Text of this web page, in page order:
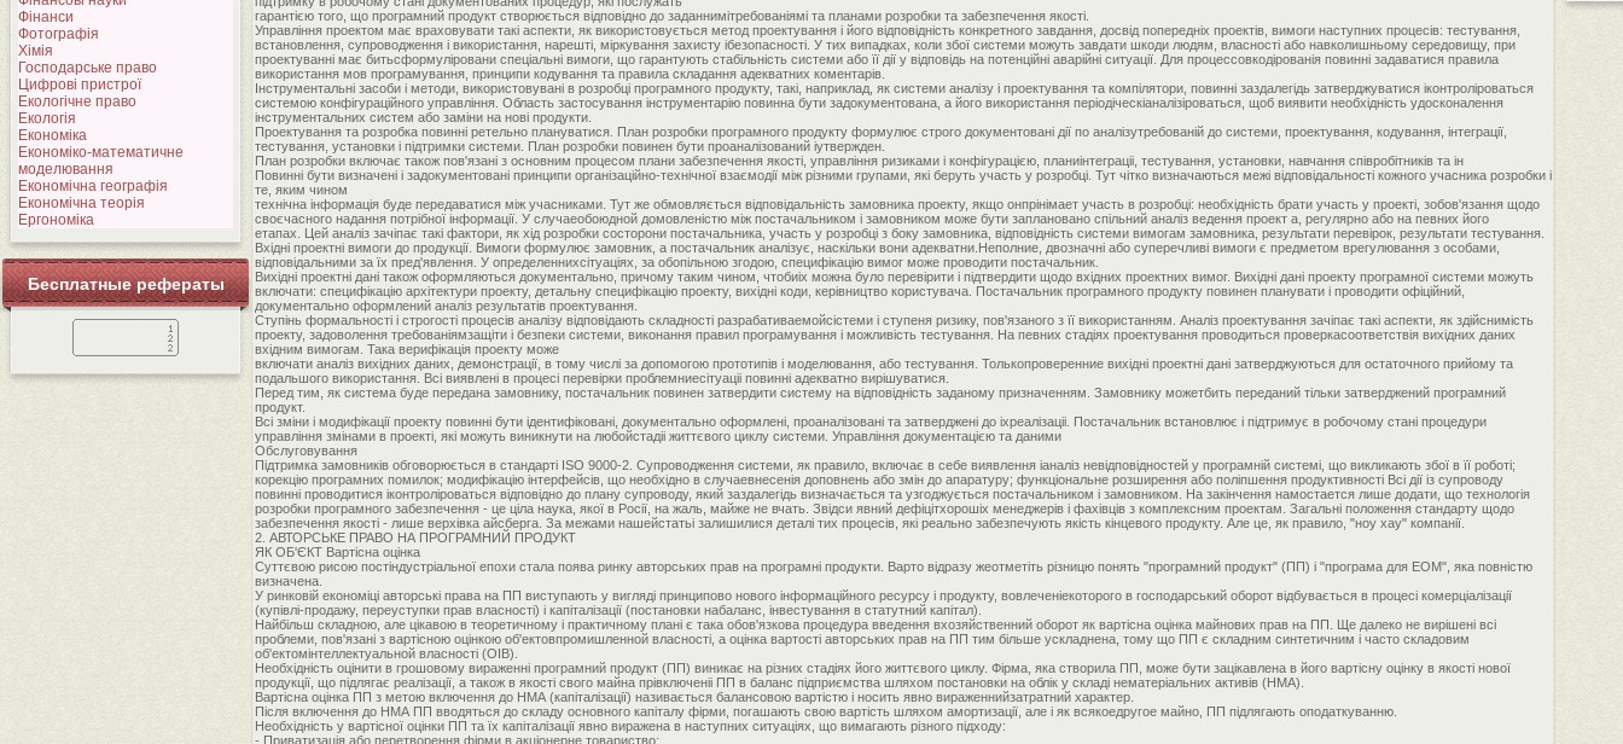
Фінанси
Фотографія
Хімія
Господарське право
Цифрові пристрої
Екологічне право
Екологія
Економіка
Економіко-математичне
моделювання
Економічна географія
Економічна теорія
Ергономіка
Бесплатные рефераты
гарантією того, що програмний продукт створюється відповідно до заданнимітребованіямі та планами розробки та забезпечення якості.
Управління проектом має враховувати такі аспекти, як використовується метод проектування і його відповідність конкретного завдання, досвід попередніх проектів, вимоги наступних процесів: тестування,
встановлення, супроводження і використання, нарешті, міркування захисту ібезопасності. У тих випадках, коли збої системи можуть завдати шкоди людям, власності або навколишньому середовищу, при
проектуванні має битьсформуліровани спеціальні вимоги, що гарантують стабільність системи або її дії у відповідь на потенційні аварійні ситуації. Для процессовкодірованія повинні задаватися правила
використання мов програмування, принципи кодування та правила складання адекватних коментарів.
Інструментальні засоби і методи, використовувані в розробці програмного продукту, такі, наприклад, як системи аналізу і проектування та компілятори, повинні заздалегідь затверджуватися іконтроліроваться
системою конфігураційного управління. Область застосування інструментарію повинна бути задокументована, а його використання періодіческіаналізіроваться, щоб виявити необхідність удосконалення
інструментальних систем або заміни на нові продукти.
Проектування та розробка повинні ретельно плануватися. План розробки програмного продукту формулює строго документовані дії по аналізутребованій до системи, проектування, кодування, інтеграції,
тестування, установки і підтримки системи. План розробки повинен бути проаналізований іутвержден.
План розробки включає також пов'язані з основним процесом плани забезпечення якості, управління ризиками і конфігурацією, планиінтеграціі, тестування, установки, навчання співробітників та ін
Повинні бути визначені і задокументовані принципи організаційно-технічної взаємодії між різними групами, які беруть участь у розробці. Тут чітко визначаються межі відповідальності кожного учасника розробки і
те, яким чином
технічна інформація буде передаватися між учасниками. Тут же обмовляється відповідальність замовника проекту, якщо онпрінімает участь в розробці: необхідність брати участь у проекті, зобов'язання щодо
своєчасного надання потрібної інформації. У случаеобоюдной домовленістю між постачальником і замовником може бути заплановано спільний аналіз ведення проект а, регулярно або на певних його
етапах. Цей аналіз зачіпає такі фактори, як хід розробки состорони постачальника, участь у розробці з боку замовника, відповідність системи вимогам замовника, результати перевірок, результати тестування.
Вхідні проектні вимоги до продукції. Вимоги формулює замовник, а постачальник аналізує, наскільки вони адекватни.Неполние, двозначні або суперечливі вимоги є предметом врегулювання з особами,
відповідальними за їх пред'явлення. У определеннихсітуаціях, за обопільною згодою, специфікацію вимог може проводити постачальник.
Вихідні проектні дані також оформляються документально, причому таким чином, чтобиіх можна було перевірити і підтвердити щодо вхідних проектних вимог. Вихідні дані проекту програмної системи можуть
включати: специфікацію архітектури проекту, детальну специфікацію проекту, вихідні коди, керівництво користувача. Постачальник програмного продукту повинен планувати і проводити офіційний,
документально оформлений аналіз результатів проектування.
Ступінь формальності і строгості процесів аналізу відповідають складності разрабативаемойсістеми і ступеня ризику, пов'язаного з її використанням. Аналіз проектування зачіпає такі аспекти, як здійснимість
проекту, задоволення требованіямзащіти і безпеки системи, виконання правил програмування і можливість тестування. На певних стадіях проектування проводиться проверкасоответствія вихідних даних
вхідним вимогам. Така верифікація проекту може
включати аналіз вихідних даних, демонстрації, в тому числі за допомогою прототипів і моделювання, або тестування. Толькопроверенние вихідні проектні дані затверджуються для остаточного прийому та
подальшого використання. Всі виявлені в процесі перевірки проблемниесітуаціі повинні адекватно вирішуватися.
Перед тим, як система буде передана замовнику, постачальник повинен затвердити систему на відповідність заданому призначенням. Замовнику можетбить переданий тільки затверджений програмний
продукт.
Всі зміни і модифікації проекту повинні бути ідентифіковані, документально оформлені, проаналізовані та затверджені до іхреалізаціі. Постачальник встановлює і підтримує в робочому стані процедури
управління змінами в проекті, які можуть виникнути на любойстадіі життєвого циклу системи. Управління документацією та даними
Обслуговування
Підтримка замовників обговорюється в стандарті ISO 9000-2. Супроводження системи, як правило, включає в себе виявлення іаналіз невідповідностей у програмній системі, що викликають збої в її роботі;
корекцію програмних помилок; модифікацію інтерфейсів, що необхідно в случаевнесенія доповнень або змін до апаратуру; функціональне розширення або поліпшення продуктивності Всі дії із супроводу
повинні проводитися іконтроліроваться відповідно до плану супроводу, який заздалегідь визначається та узгоджується постачальником і замовником. На закінчення намостается лише додати, що технологія
розробки програмного забезпечення - це ціла наука, якої в Росії, на жаль, майже не вчать. Звідси явний дефіцітхорошіх менеджерів і фахівців з комплексним проектам. Загальні положення стандарту щодо
забезпечення якості - лише верхівка айсберга. За межами нашейстатьі залишилися деталі тих процесів, які реально забезпечують якість кінцевого продукту. Але це, як правило, "ноу хау" компанії.
2. АВТОРСЬКЕ ПРАВО НА ПРОГРАМНИЙ ПРОДУКТ
ЯК ОБ'ЄКТ Вартісна оцінка
Суттєвою рисою постіндустріальної епохи стала поява ринку авторських прав на програмні продукти. Варто відразу жеотметіть різницю понять "програмний продукт" (ПП) і "програма для ЕОМ", яка повністю
визначена.
У ринковій економіці авторські права на ПП виступають у вигляді принципово нового інформаційного ресурсу і продукту, вовлеченіекоторого в господарський оборот відбувається в процесі комерціалізації
(купівлі-продажу, переуступки прав власності) і капіталізації (постановки набаланс, інвестування в статутний капітал).
Найбільш складною, але цікавою в теоретичному і практичному плані є така обов'язкова процедура введення вхозяйственний оборот як вартісна оцінка майнових прав на ПП. Ще далеко не вирішені всі
проблеми, пов'язані з вартісною оцінкою об'ектовпромишленной власності, а оцінка вартості авторських прав на ПП тим більше ускладнена, тому що ПП є складним синтетичним і часто складовим
об'ектомінтеллектуальной власності (ОІВ).
Необхідність оцінити в грошовому вираженні програмний продукт (ПП) виникає на різних стадіях його життєвого циклу. Фірма, яка створила ПП, може бути зацікавлена в його вартісну оцінку в якості нової
продукції, що підлягає реалізації, а також в якості свого майна прівключеніі ПП в баланс підприємства шляхом постановки на облік у складі нематеріальних активів (НМА).
Вартісна оцінка ПП з метою включення до НМА (капіталізації) називається балансовою вартістю і носить явно вираженнийзатратний характер.
Після включення до НМА ПП вводяться до складу основного капіталу фірми, погашають свою вартість шляхом амортизації, але і як всякоедругое майно, ПП підлягають оподаткуванню.
Необхідність у вартісної оцінки ПП та їх капіталізації явно виражена в наступних ситуаціях, що вимагають різного підходу:
- Приватизація або перетворення фірми в акціонерне товариство;